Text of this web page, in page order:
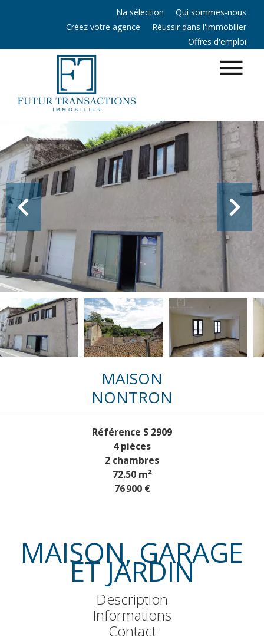
Na sélection
Qui sommes-nous
Créez votre agence
Réussir dans l'immobilier
Offres d'emploi
MAISON
NONTRON
Référence S 2909
4 pièces
2 chambres
72.50m²
76 900 €
MAISON, GARAGE
ET JARDIN
Description
Informations
Contact